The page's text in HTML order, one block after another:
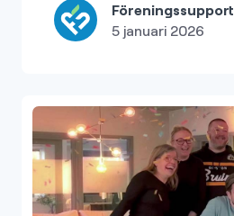
Föreningssupport
5 januari 2026